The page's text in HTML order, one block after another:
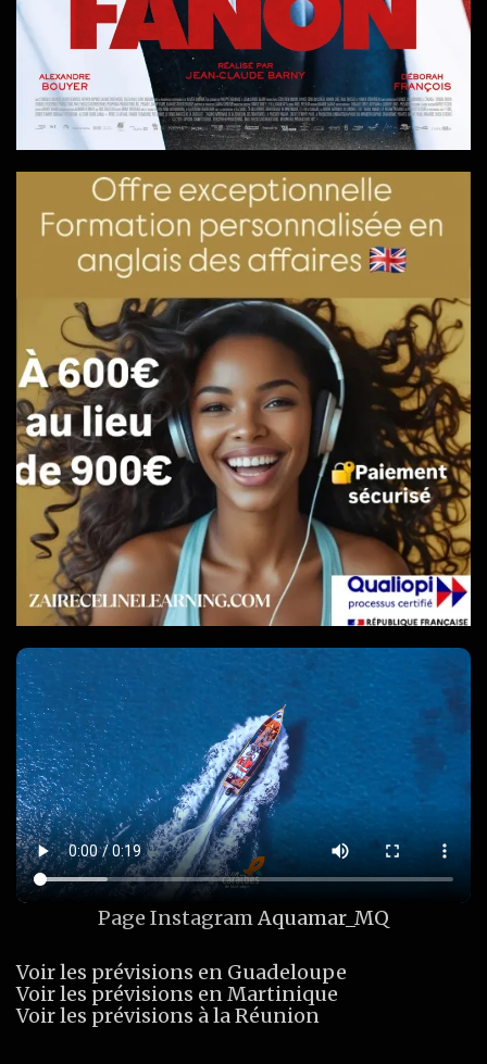
Page InstagramAquamar_MQ
Voir les prévisions en Guadeloupe
Voir les prévisions en Martinique
Voir les prévisions à la Réunion